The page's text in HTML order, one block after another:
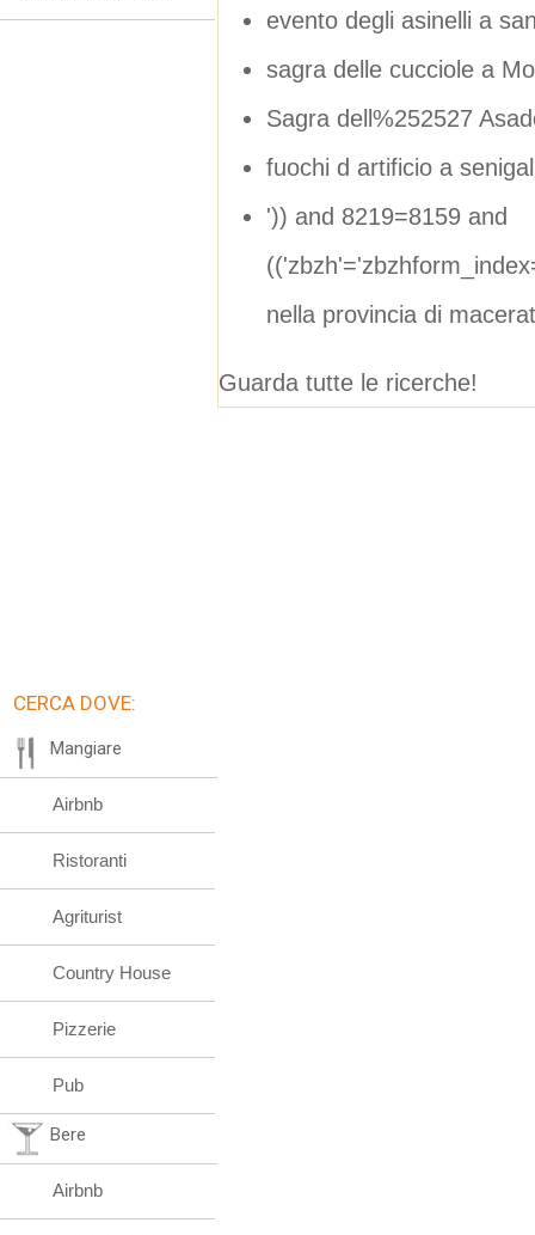
evento degli asinelli a
sagra delle cucciole a
Sagra dell%252527
fuochi d artificio a
')) and 8219=8159 and
nella provincia di
Guarda tutte le ricerche!
CERCA DOVE:
Mangiare
Airbnb
Ristoranti
Agriturist
Country House
Pizzerie
Pub
Bere
Airbnb